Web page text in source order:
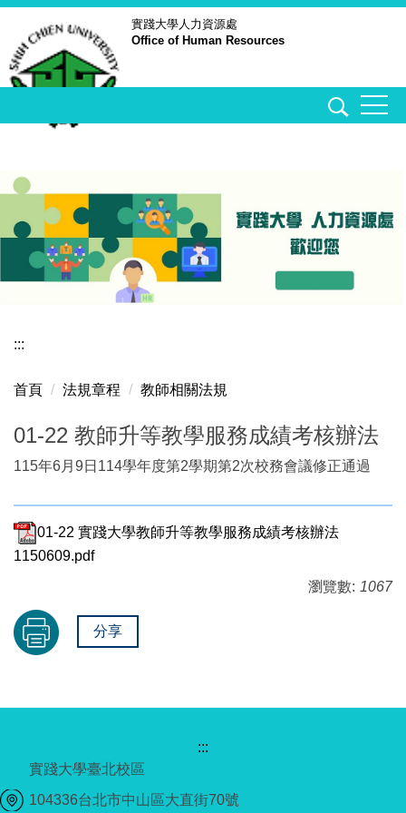
到
主
要
實踐大學人力資源處
Office of Human Resources
:::
首頁 法規章程 教師相關法規
01-22 教師升等教學服務成績考核辦法
115年6月9日114學年度第2學期第2次校務會議修正通過
01-22 實踐大學教師升等教學服務成績考核辦法
1150609.pdf
瀏覽數: 1067
分享
:::
實踐大學臺北校區
104336台北市中山區大直街70號